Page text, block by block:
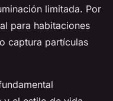
limitada. Por
para habitaciones
captura partículas